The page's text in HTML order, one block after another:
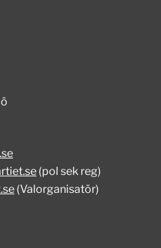
(pol sek reg)
(Valorganisatör)